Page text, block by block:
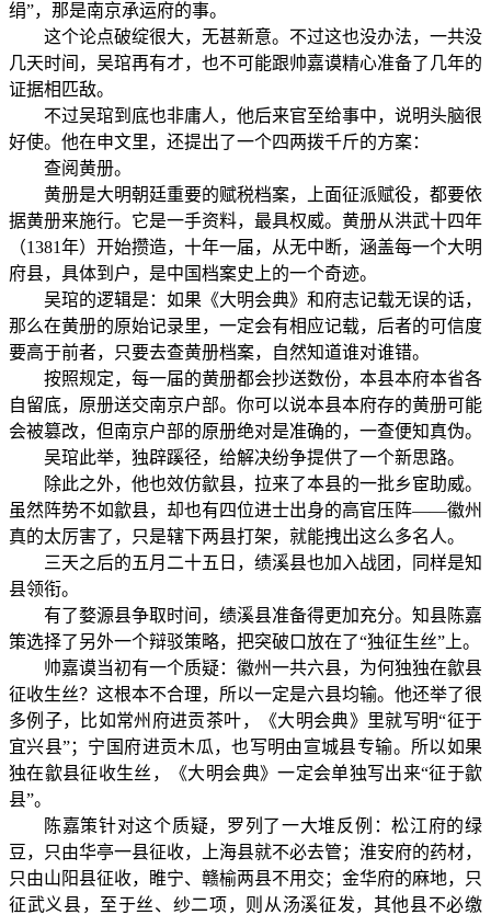
绢”，那是南京承运府的事。
这个论点破绽很大，无甚新意。不过这也没办法，一共没
几天时间，吴琯再有才，也不可能跟帅嘉谟精心准备了几年的
证据相匹敌。
不过吴琯到底也非庸人，他后来官至给事中，说明头脑很
好使。他在申文里，还提出了一个四两拨千斤的方案：
查阅黄册。
黄册是大明朝廷重要的赋税档案，上面征派赋役，都要依
据黄册来施行。它是一手资料，最具权威。黄册从洪武十四年
（1381年）开始攒造，十年一届，从无中断，涵盖每一个大明
府县，具体到户，是中国档案史上的一个奇迹。
吴琯的逻辑是：如果《大明会典》和府志记载无误的话，
那么在黄册的原始记录里，一定会有相应记载，后者的可信度
要高于前者，只要去查黄册档案，自然知道谁对谁错。
按照规定，每一届的黄册都会抄送数份，本县本府本省各
自留底，原册送交南京户部。你可以说本县本府存的黄册可能
会被篡改，但南京户部的原册绝对是准确的，一查便知真伪。
吴琯此举，独辟蹊径，给解决纷争提供了一个新思路。
除此之外，他也效仿歙县，拉来了本县的一批乡宦助威。
虽然阵势不如歙县，却也有四位进士出身的高官压阵——徽州
真的太厉害了，只是辖下两县打架，就能拽出这么多名人。
三天之后的五月二十五日，绩溪县也加入战团，同样是知
县领衔。
有了婺源县争取时间，绩溪县准备得更加充分。知县陈嘉
策选择了另外一个辩驳策略，把突破口放在了“独征生丝”上。
帅嘉谟当初有一个质疑：徽州一共六县，为何独独在歙县
征收生丝？这根本不合理，所以一定是六县均输。他还举了很
多例子，比如常州府进贡茶叶，《大明会典》里就写明“征于
宜兴县”；宁国府进贡木瓜，也写明由宣城县专输。所以如果
独在歙县征收生丝，《大明会典》一定会单独写出来“征于歙
县”。
陈嘉策针对这个质疑，罗列了一大堆反例：松江府的绿
豆，只由华亭一县征收，上海县就不必去管；淮安府的药材，
只由山阳县征收，睢宁、赣榆两县不用交；金华府的麻地，只
征武义县，至于丝、纱二项，则从汤溪征发，其他县不必缴